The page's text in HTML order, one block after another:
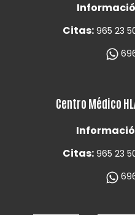
Citas: 965 23
Centro Médico
Citas: 965 23